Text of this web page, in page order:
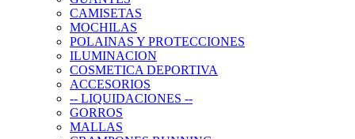
CAMISETAS
MOCHILAS
POLAINAS Y PROTECCIONES
ILUMINACION
COSMETICA DEPORTIVA
ACCESORIOS
-- LIQUIDACIONES --
GORROS
MALLAS